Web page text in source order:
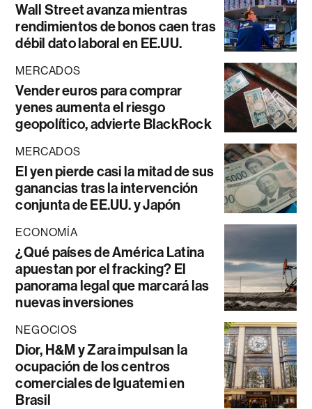
Wall Street avanza mientras
rendimientos de bonos caen tras
débil dato laboral en EE.UU.
MERCADOS
Vender euros para comprar
yenes aumenta el riesgo
geopolítico, advierte BlackRock
MERCADOS
El yen pierde casi la mitad de sus
ganancias tras la intervención
conjunta de EE.UU. y Japón
ECONOMÍA
¿Qué países de América Latina
apuestan por el fracking? El
panorama legal que marcará las
nuevas inversiones
NEGOCIOS
Dior, H&M y Zara impulsan la
ocupación de los centros
comerciales de Iguatemi en
Brasil